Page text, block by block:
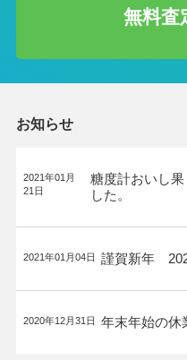
無料査
お知らせ
2021年01月
21日
糖度計おいし
した。
2021年01月04日 謹賀新年
2020年12月31日 年末年始の休